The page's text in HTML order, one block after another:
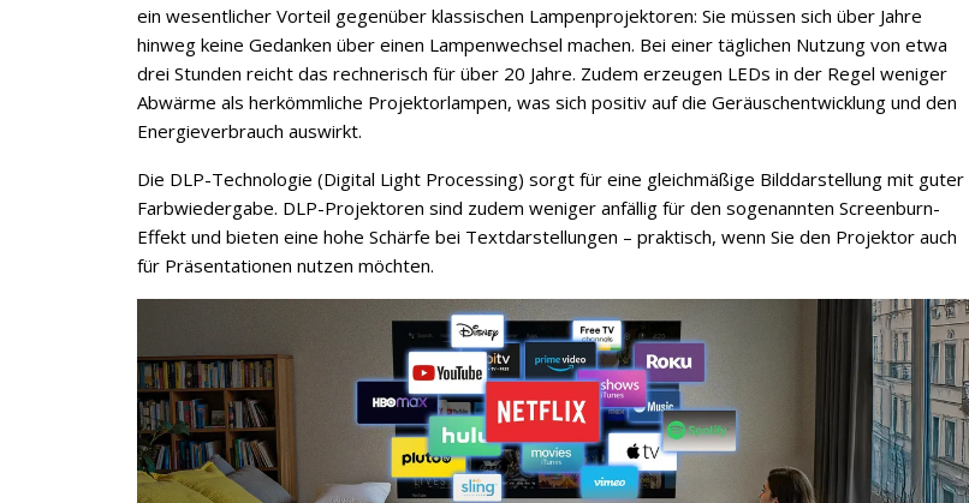
ein wesentlicher Vorteil gegenüber klassischen Lampenprojektoren: Sie müssen sich über Jahre
hinweg keine Gedanken über einen Lampenwechsel machen. Bei einer täglichen Nutzung von etwa
drei Stunden reicht das rechnerisch für über 20 Jahre. Zudem erzeugen LEDs in der Regel weniger
Abwärme als herkömmliche Projektorlampen, was sich positiv auf die Geräuschentwicklung und den
Energieverbrauch auswirkt.
Die DLP-Technologie (Digital Light Processing) sorgt für eine gleichmäßige Bilddarstellung mit guter
Farbwiedergabe. DLP-Projektoren sind zudem weniger anfällig für den sogenannten Screenburn-
Effekt und bieten eine hohe Schärfe bei Textdarstellungen – praktisch, wenn Sie den Projektor auch
für Präsentationen nutzen möchten.